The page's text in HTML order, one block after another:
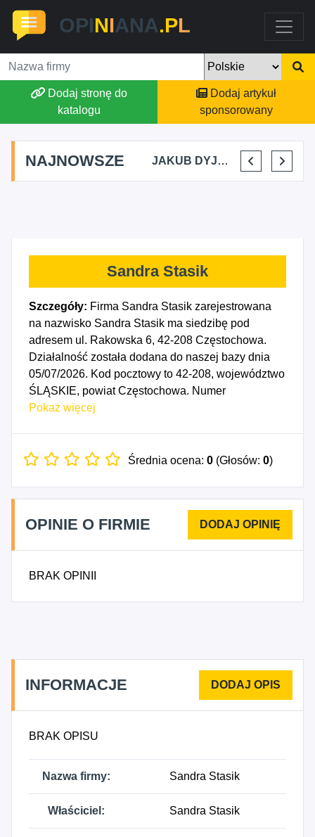
OPINIANA.PL
Dodaj stronę do
katalogu
Dodaj artykuł
sponsorowany
NAJNOWSZE
MARTA BRACHA JAKUB DYJAKIEWICZ POLISH LODA ELENA MAKARCHIK
Sandra Stasik
Szczegóły: Firma Sandra Stasik zarejestrowana
na nazwisko Sandra Stasik ma siedzibę pod
adresem ul. Rakowska 6, 42-208 Częstochowa.
Działalność została dodana do naszej bazy dnia
05/07/2026. Kod pocztowy to 42-208, województwo
ŚLĄSKIE, powiat Częstochowa. Numer
Identyfikacji Podatkowej NIP to 5732973644, a
działalności gospodarczej przypada na dzień
gospodarczej i pozostałe doradztwo w zakresie
zarządzania, 8559B - Pozostałe pozaszkolne formy
edukacji, gdzie indziej niesklasyfikowane.
Pokaż więcej
Średnia ocena: 0 (Głosów: 0)
OPINIE O FIRMIE
BRAK OPINII
INFORMACJE
BRAK OPISU
Nazwa firmy: Sandra Stasik
Właściciel: Sandra Stasik